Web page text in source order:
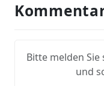
Bitte melden
und